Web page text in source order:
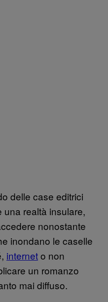
delle case editrici
una realtà insulare,
nonostante
inondano le caselle
interneto non
un romanzo
mai diffuso.